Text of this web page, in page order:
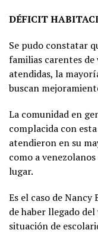
DÉFICIT
Se pudo constatar
familias carentes
atendidas, la
buscan
La comunidad en
complacida con
atendieron en su
como a
lugar.
Es el caso de
de haber llegado
situación de